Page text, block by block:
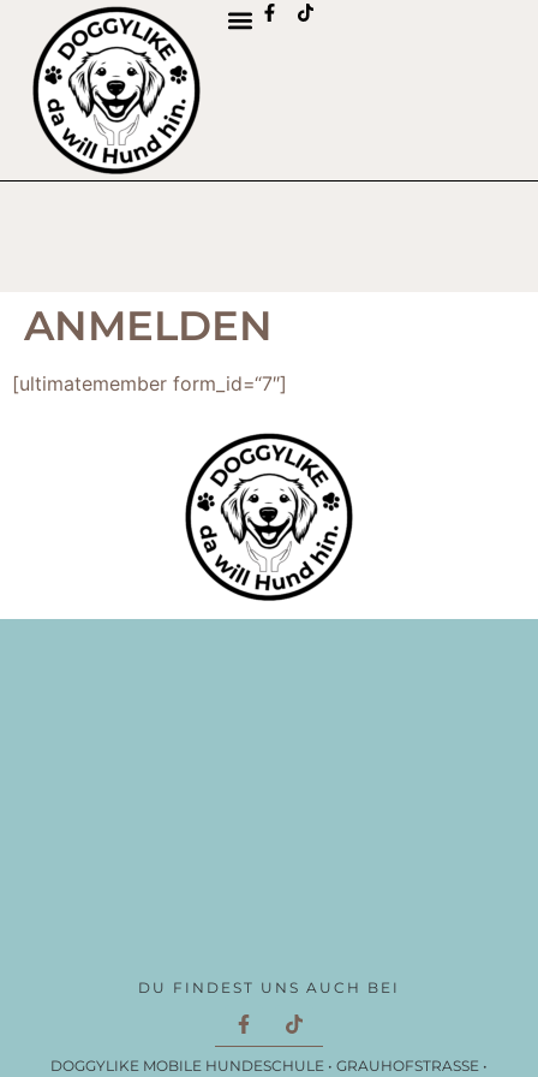
ANMELDEN
[ultimatemember form_id=“7″]
DU FINDEST UNS AUCH BEI
DOGGYLIKE MOBILE HUNDESCHULE • GRAUHOFSTRASSE •